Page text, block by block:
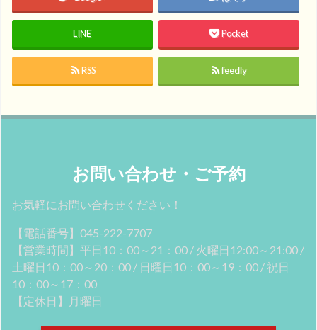
LINE Pocket
RSS feedly
お問い合わせ・ご予約
お気軽にお問い合わせください！
【電話番号】045-222-7707
【営業時間】平日10：00～21：00 / 火曜日12:00～21:00 /
土曜日10：00～20：00 / 日曜日10：00～19：00 / 祝日
10：00～17：00
【定休日】月曜日